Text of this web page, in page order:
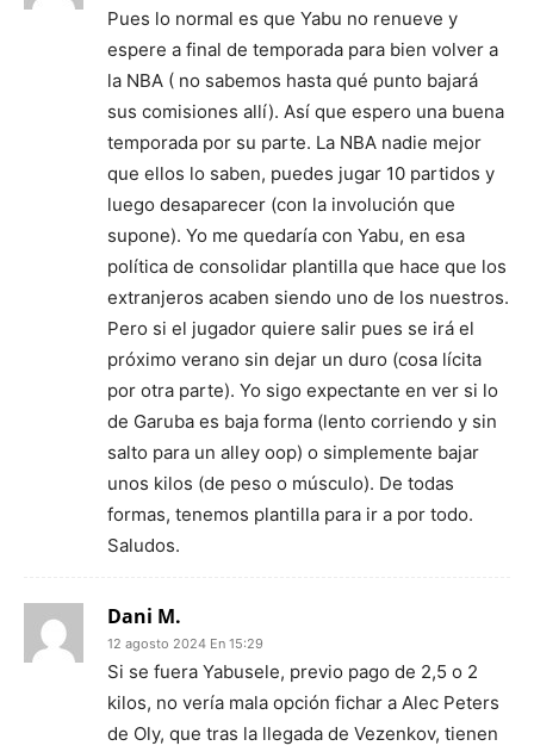
Pues lo normal es que Yabu no renueve y
espere a final de temporada para bien volver a
la NBA ( no sabemos hasta qué punto bajará
sus comisiones allí). Así que espero una buena
temporada por su parte. La NBA nadie mejor
que ellos lo saben, puedes jugar 10 partidos y
luego desaparecer (con la involución que
supone). Yo me quedaría con Yabu, en esa
política de consolidar plantilla que hace que los
extranjeros acaben siendo uno de los nuestros.
Pero si el jugador quiere salir pues se irá el
próximo verano sin dejar un duro (cosa lícita
por otra parte). Yo sigo expectante en ver si lo
de Garuba es baja forma (lento corriendo y sin
salto para un alley oop) o simplemente bajar
unos kilos (de peso o músculo). De todas
formas, tenemos plantilla para ir a por todo.
Saludos.
Dani M.
12 agosto 2024 En 15:29
Si se fuera Yabusele, previo pago de 2,5 o 2
kilos, no vería mala opción fichar a Alec Peters
de Oly, que tras la llegada de Vezenkov, tienen